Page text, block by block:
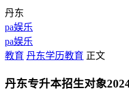
丹东
pa娱乐
pa娱乐
教育 丹东学历教育 正文
丹东专升本招生对象